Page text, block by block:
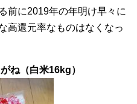
前に2019年の年明け早々に
高還元率なものはなくなっ
ね（白米16kg）